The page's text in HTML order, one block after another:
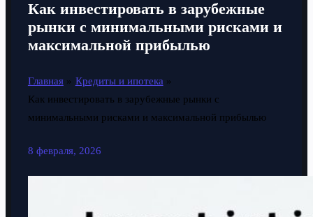
Как инвестировать в зарубежные
рынки с минимальными рисками и
максимальной прибылью
Главная
Кредиты и ипотека
Как инвестировать в зарубежные рынки с
минимальными рисками и максимальной прибылью
8 февраля, 2026